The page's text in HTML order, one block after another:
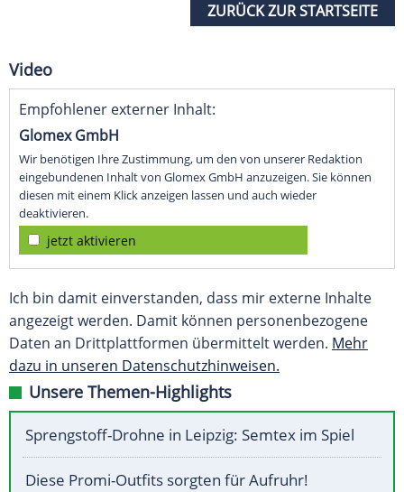
ZURÜCK ZUR STARTSEITE
Video
Empfohlener externer Inhalt:
Glomex GmbH
Wir benötigen Ihre Zustimmung, um den von unserer Redaktion
eingebundenen Inhalt von Glomex GmbH anzuzeigen. Sie können
diesen mit einem Klick anzeigen lassen und auch wieder
deaktivieren.
jetzt aktivieren
Ich bin damit einverstanden, dass mir externe Inhalte
angezeigt werden. Damit können personenbezogene
Daten an Drittplattformen übermittelt werden. Mehr
dazu in unseren Datenschutzhinweisen.
Unsere Themen-Highlights
Sprengstoff-Drohne in Leipzig: Semtex im Spiel
Diese Promi-Outfits sorgten für Aufruhr!